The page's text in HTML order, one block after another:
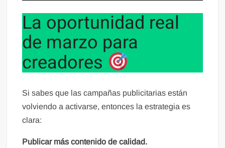
La oportunidad real
de marzo para
creadores
Si sabes que las campañas publicitarias están
volviendo a activarse, entonces la estrategia es
clara:
Publicar más contenido de calidad.